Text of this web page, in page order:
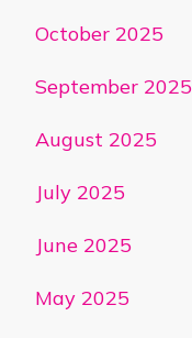
October 2025
September 2025
August 2025
July 2025
June 2025
May 2025